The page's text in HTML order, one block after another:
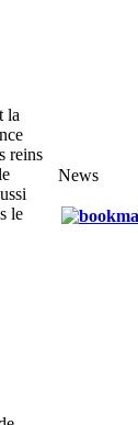
la
reins
le
News